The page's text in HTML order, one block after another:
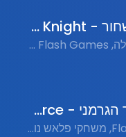
האביר השחור - The Black Knight
Action, פעולה, Nostalgic Flash Games, משחקי פלאש נוסטלגים
חיל האוויר הגרמני - German Air Force
Flash Games, משחקי פלאש נוסטלגים, Action, פעולה, Simulation, סימולציה